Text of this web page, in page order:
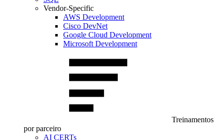
Vendor-Specific
AWS Development
Cisco DevNet
Google Cloud Development
Microsoft Development
Treinamentos
por parceiro
AI CERTs